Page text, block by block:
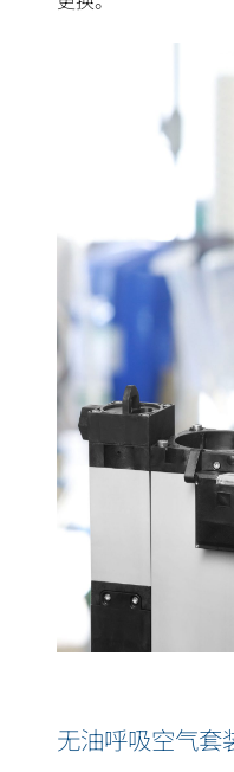
无油呼吸空气套